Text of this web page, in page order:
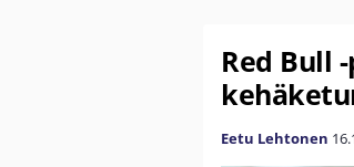
Red Bull
Eetu Lehtonen